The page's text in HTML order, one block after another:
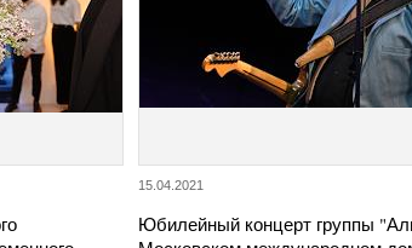
15.04.2021
Юбилейный концерт группы